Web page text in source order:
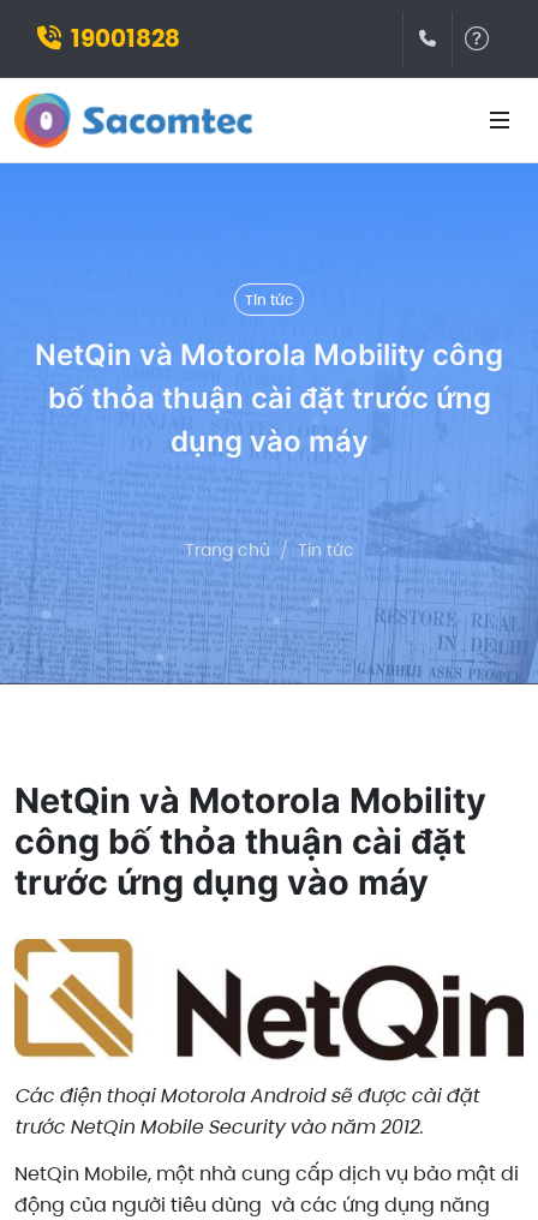
19001828
Tin tức
NetQin và Motorola Mobility công
bố thỏa thuận cài đặt trước ứng
dụng vào máy
Trang chủ Tin tức
NetQin và Motorola Mobility
công bố thỏa thuận cài đặt
trước ứng dụng vào máy
Các điện thoại Motorola Android sẽ được cài đặt
trước NetQin Mobile Security vào năm 2012.
NetQin Mobile, một nhà cung cấp dịch vụ bảo mật di
động của người tiêu dùng và các ứng dụng năng